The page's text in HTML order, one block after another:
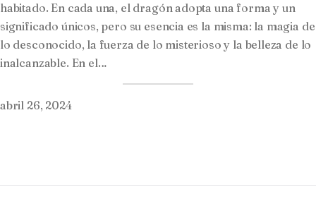
habitado. En cada una, el dragón adopta una forma y un
significado únicos, pero su esencia es la misma: la magia de
lo desconocido, la fuerza de lo misterioso y la belleza de lo
inalcanzable. En el…
abril 26, 2024